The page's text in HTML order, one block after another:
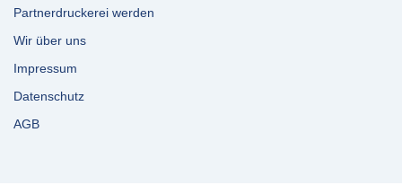
Partnerdruckerei werden
Wir über uns
Impressum
Datenschutz
AGB